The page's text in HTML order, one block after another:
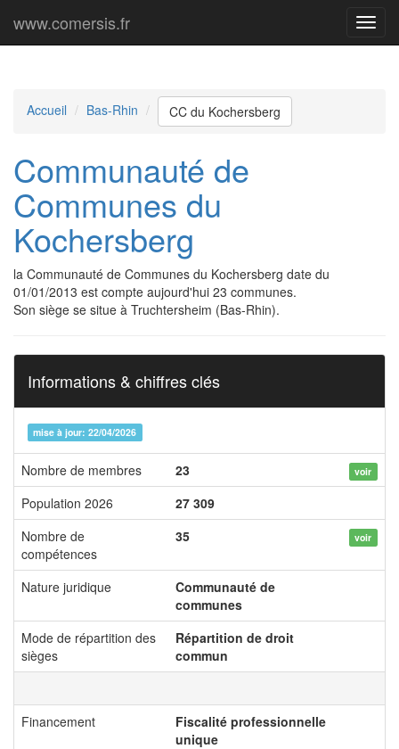
Menu
www.comersis.fr
Accueil Bas-Rhin CC du Kochersberg
Communauté de
Communes du
Kochersberg
la Communauté de Communes du Kochersberg date du
01/01/2013 est compte aujourd'hui 23 communes.
Son siège se situe à Truchtersheim (Bas-Rhin).
Informations & chiffres clés
mise à jour: 22/04/2026
Nombre de membres 23 voir
Population 2026
27 309
Nombre de
compétences
35 voir
Nature juridique
Communauté de
communes
Mode de répartition des
sièges
Répartition de droit
commun
Financement
Fiscalité professionnelle
unique